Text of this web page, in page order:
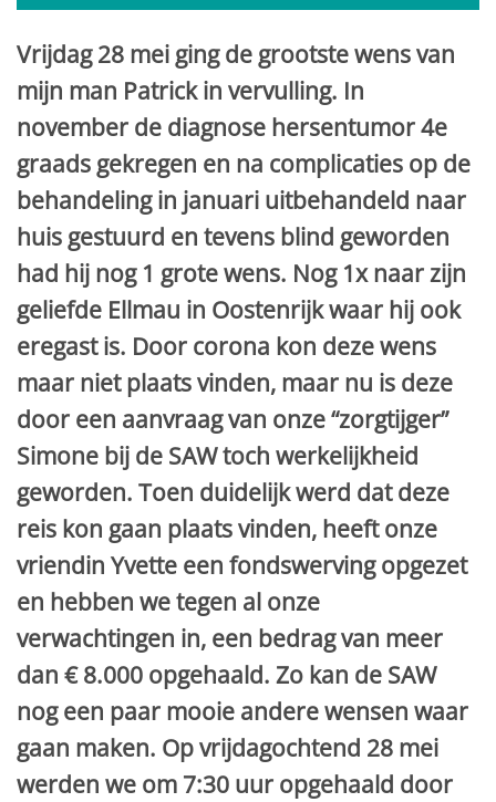
Vrijdag 28 mei ging de grootste wens van
mijn man Patrick in vervulling. In
november de diagnose hersentumor 4e
graads gekregen en na complicaties op de
behandeling in januari uitbehandeld naar
huis gestuurd en tevens blind geworden
had hij nog 1 grote wens. Nog 1x naar zijn
geliefde Ellmau in Oostenrijk waar hij ook
eregast is. Door corona kon deze wens
maar niet plaats vinden, maar nu is deze
door een aanvraag van onze “zorgtijger”
Simone bij de SAW toch werkelijkheid
geworden. Toen duidelijk werd dat deze
reis kon gaan plaats vinden, heeft onze
vriendin Yvette een fondswerving opgezet
en hebben we tegen al onze
verwachtingen in, een bedrag van meer
dan € 8.000 opgehaald. Zo kan de SAW
nog een paar mooie andere wensen waar
gaan maken. Op vrijdagochtend 28 mei
werden we om 7:30 uur opgehaald door